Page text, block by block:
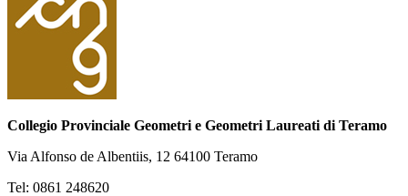
Collegio Provinciale Geometri e Geometri Laureati di Teramo
Via Alfonso de Albentiis, 12 64100 Teramo
Tel: 0861 248620